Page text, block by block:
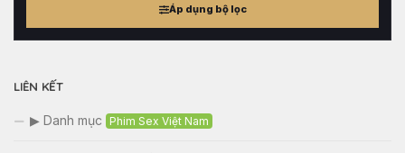
khảo
Áp dụng bộ lọc
LIÊN KẾT
▶ Danh mục Phim Sex Việt Nam